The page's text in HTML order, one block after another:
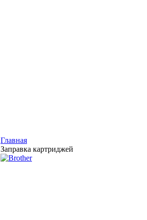
Главная
Заправка картриджей